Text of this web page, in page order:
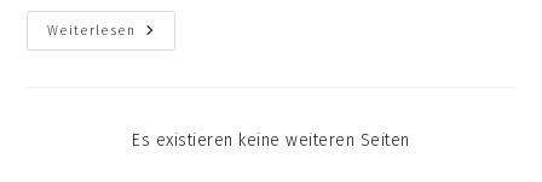
Weiterlesen
Kennenlerntreffen
27.
Es existieren keine weiteren Seiten